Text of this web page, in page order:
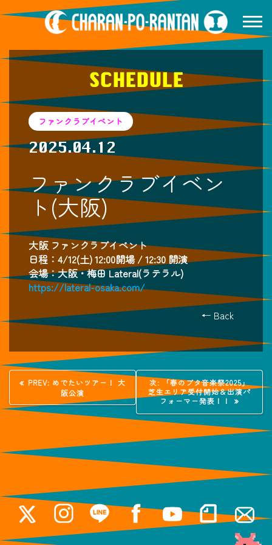
SCHEDULE
ファンクラブイベント
2025.04.12
ファンクラブイベン
ト(大阪)
大阪 ファンクラブイベント
日程：4/12(土) 12:00開場 / 12:30 開演
会場：大阪・梅田 Lateral(ラテラル)
https://lateral-osaka.com/
← Back
投
稿
ビ
ゲ
ー
PREV: 過
投
めでたいツアー！ 大
阪公演
次: 次
の
投
「春のブタ音楽祭2025」
芝生エリア受付開始＆出演パ
フォーマー発表！！